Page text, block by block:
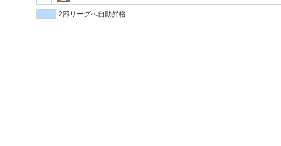
2部リーグへ自動昇格